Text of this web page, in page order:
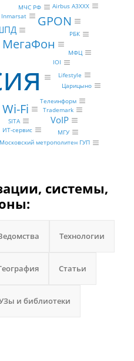
МегаФон
Wi-Fi
GPON
VoIP
Телеинформ
SITA
Inmarsat
Царицыно
Airbus A3XXX
ИТ-сервис
Lifestyle
Trademark
МГУ
IOI
МЧС РФ
МФЦ
Московский метрополитен ГУП
РБК
системы,
Технологии
Статьи
и библиотеки